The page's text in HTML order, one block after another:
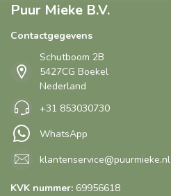
Puur Mieke B.V.
Contactgegevens
Schutboom 2B
5427CG Boekel
Nederland
+31 853030730
WhatsApp
klantenservice@puurmieke.nl
KVK nummer: 69956618